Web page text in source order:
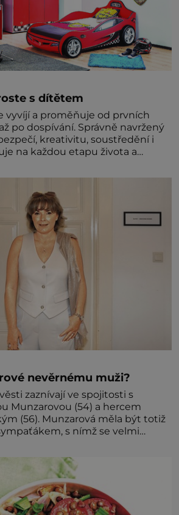
s dítětem
vyvíjí a proměňuje od prvních
po dospívání. Správně navržený
kreativitu, soustředění i
na každou etapu života a
a bezpečí, proto by pokoj
nevěrnému muži?
zaznívají ve spojitosti s
Munzarovou (54) a hercem
(56). Munzarová měla být totiž
s nímž se velmi